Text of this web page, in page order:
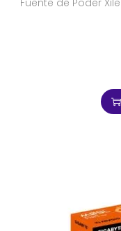
Fuente de Poder